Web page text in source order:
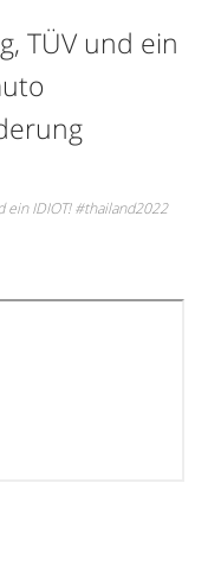
TÜV und ein
ein IDIOT! #thailand2022